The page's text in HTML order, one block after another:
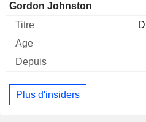
Gordon Johnston
Plus d'insiders